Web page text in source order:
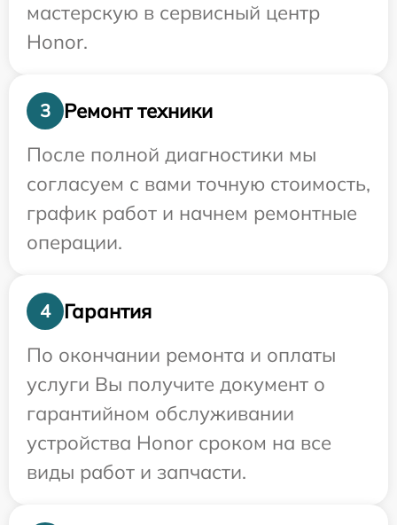
мастерскую в сервисный центр
Honor.
3
Ремонт техники
После полной диагностики мы
согласуем с вами точную стоимость,
график работ и начнем ремонтные
операции.
4
Гарантия
По окончании ремонта и оплаты
услуги Вы получите документ о
гарантийном обслуживании
устройства Honor сроком на все
виды работ и запчасти.